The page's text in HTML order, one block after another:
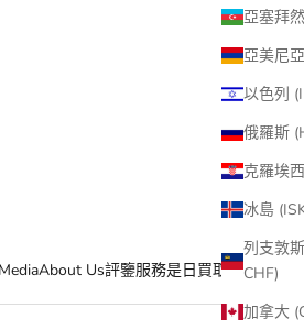
About Us評鑒服務是日買取
亞塞拜
亞美尼
以色列
俄羅斯
克羅埃
冰島
列支敦
CHF)
加拿大